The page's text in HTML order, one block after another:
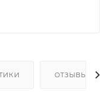
ОТЗЫВЫ